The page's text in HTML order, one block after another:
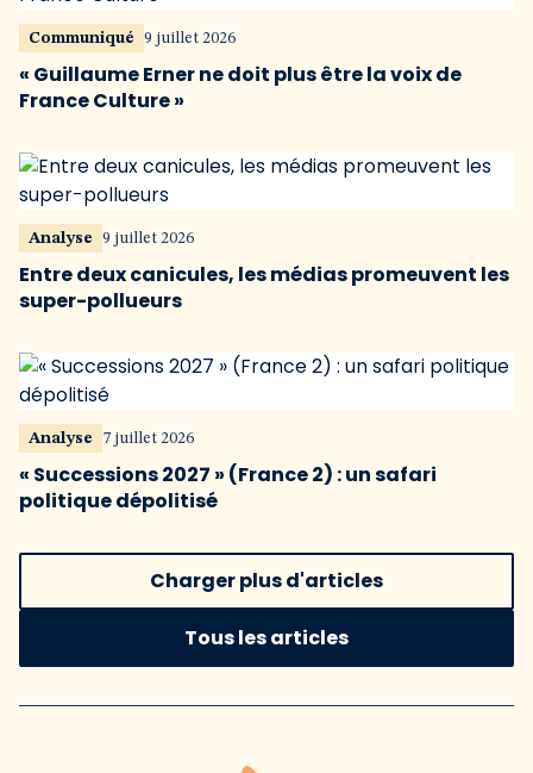
Communiqué 9 juillet 2026
« Guillaume Erner ne doit plus être la voix de
France Culture »
Analyse 9 juillet 2026
Entre deux canicules, les médias promeuvent les
super-pollueurs
Analyse 7 juillet 2026
« Successions 2027 » (France 2) : un safari
politique dépolitisé
Charger plus d'articles
Tous les articles